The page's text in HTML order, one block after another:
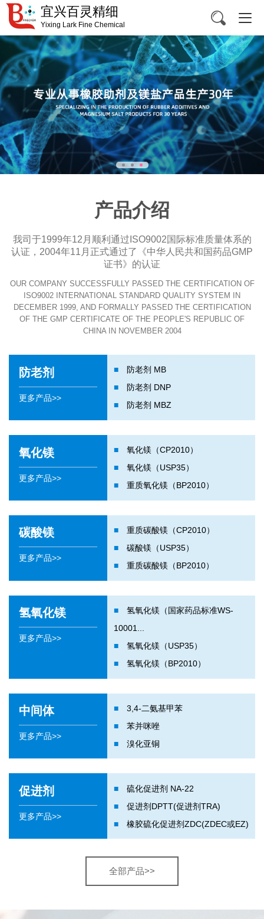
宜兴百灵精细
Yixing Lark Fine Chemical
产品介绍
我司于1999年12月顺利通过ISO9002国际标准质量体系的
认证，2004年11月正式通过了《中华人民共和国药品GMP
证书》的认证
OUR COMPANY SUCCESSFULLY PASSED THE CERTIFICATION OF
ISO9002 INTERNATIONAL STANDARD QUALITY SYSTEM IN
DECEMBER 1999, AND FORMALLY PASSED THE CERTIFICATION
OF THE GMP CERTIFICATE OF THE PEOPLE'S REPUBLIC OF
CHINA IN NOVEMBER 2004
防老剂
更多产品>>
■ 防老剂 MB
■ 防老剂 DNP
■ 防老剂 MBZ
氧化镁
更多产品>>
■ 氧化镁（CP2010）
■ 氧化镁（USP35）
■ 重质氧化镁（BP2010）
碳酸镁
更多产品>>
■ 重质碳酸镁（CP2010）
■ 碳酸镁（USP35）
■ 重质碳酸镁（BP2010）
氢氧化镁
更多产品>>
■ 氢氧化镁（国家药品标准WS-
10001...
■ 氢氧化镁（USP35）
■ 氢氧化镁（BP2010）
中间体
更多产品>>
■ 3,4-二氨基甲苯
■ 苯并咪唑
■ 溴化亚铜
促进剂
更多产品>>
■ 硫化促进剂 NA-22
■ 促进剂DPTT(促进剂TRA)
■ 橡胶硫化促进剂ZDC(ZDEC或EZ)
全部产品>>